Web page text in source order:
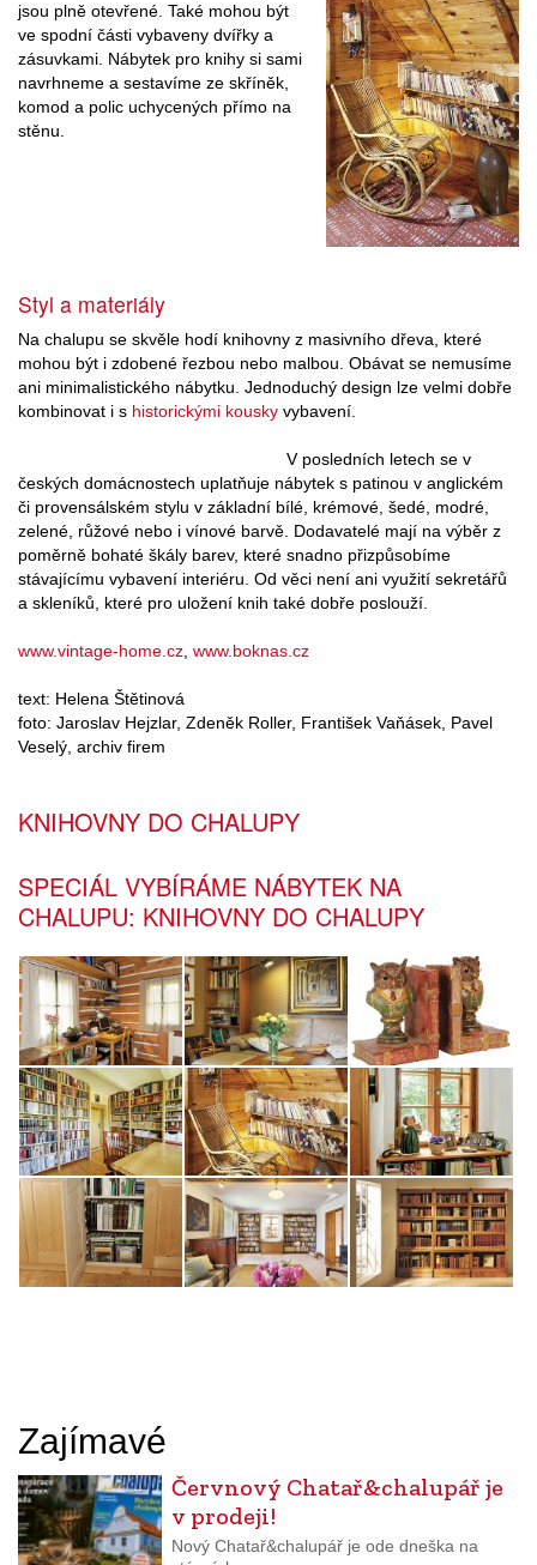
jsou plně otevřené. Také mohou být
ve spodní části vybaveny dvířky a
zásuvkami. Nábytek pro knihy si sami
navrhneme a sestavíme ze skříněk,
komod a polic uchycených přímo na
stěnu.
Styl a materiály
Na chalupu se skvěle hodí knihovny z masivního dřeva, které
mohou být i zdobené řezbou nebo malbou. Obávat se nemusíme
ani minimalistického nábytku. Jednoduchý design lze velmi dobře
kombinovat i s historickými kousky vybavení.
V posledních letech se v
českých domácnostech uplatňuje nábytek s patinou v anglickém
či provensálském stylu v základní bílé, krémové, šedé, modré,
zelené, růžové nebo i vínové barvě. Dodavatelé mají na výběr z
poměrně bohaté škály barev, které snadno přizpůsobíme
stávajícímu vybavení interiéru. Od věci není ani využití sekretářů
a skleníků, které pro uložení knih také dobře poslouží.
www.vintage-home.cz, www.boknas.cz
text: Helena Štětinová
foto: Jaroslav Hejzlar, Zdeněk Roller, František Vaňásek, Pavel
Veselý, archiv firem
KNIHOVNY DO CHALUPY
SPECIÁL VYBÍRÁME NÁBYTEK NA
CHALUPU: KNIHOVNY DO CHALUPY
Zajímavé
Červnový Chatař&chalupář je
v prodeji!
Nový Chatař&chalupář je ode dneška na